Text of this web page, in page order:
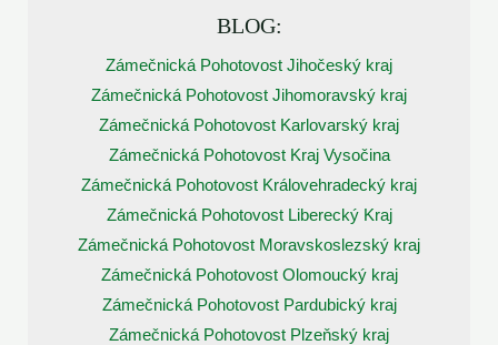
BLOG:
Zámečnická Pohotovost Jihočeský kraj
Zámečnická Pohotovost Jihomoravský kraj
Zámečnická Pohotovost Karlovarský kraj
Zámečnická Pohotovost Kraj Vysočina
Zámečnická Pohotovost Královehradecký kraj
Zámečnická Pohotovost Liberecký Kraj
Zámečnická Pohotovost Moravskoslezský kraj
Zámečnická Pohotovost Olomoucký kraj
Zámečnická Pohotovost Pardubický kraj
Zámečnická Pohotovost Plzeňský kraj